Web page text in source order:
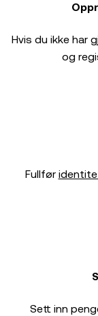
Hvis du ikke har
og
Fullfør
Sett inn